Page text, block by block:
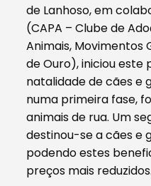
de Lanhoso, em
(CAPA – Clube de
Animais, Movimentos
de Ouro), iniciou
natalidade de cães e
numa primeira fase,
animais de rua. Um
destinou-se a cães e
podendo estes
preços mais reduzidos.